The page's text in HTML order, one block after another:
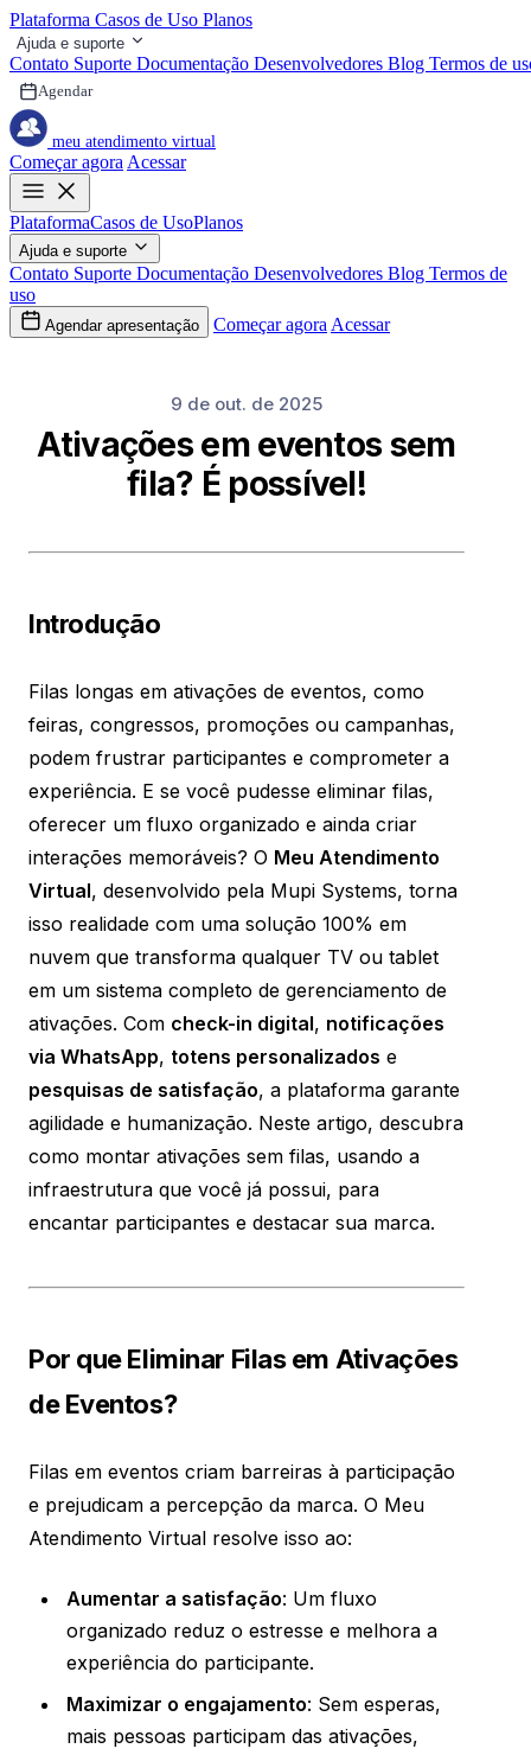
Plataforma Casos de Uso Planos
Ajuda e suporte
Contato Suporte Documentação Desenvolvedores Blog Termos de
Agendar
meu atendimento virtual
Começar agora Acessar
PlataformaCasos de UsoPlanos
Ajuda e suporte
Contato Suporte Documentação Desenvolvedores Blog Termos de
uso
Agendar apresentação Começar agora Acessar
9 de out. de 2025
Ativações em eventos sem
fila? É possível!
Introdução
Filas longas em ativações de eventos, como
feiras, congressos, promoções ou campanhas,
podem frustrar participantes e comprometer a
experiência. E se você pudesse eliminar filas,
oferecer um fluxo organizado e ainda criar
interações memoráveis? O Meu Atendimento
Virtual, desenvolvido pela Mupi Systems, torna
isso realidade com uma solução 100% em
nuvem que transforma qualquer TV ou tablet
em um sistema completo de gerenciamento de
ativações. Com check-in digital, notificações
via WhatsApp, totens personalizados e
pesquisas de satisfação, a plataforma garante
agilidade e humanização. Neste artigo, descubra
como montar ativações sem filas, usando a
infraestrutura que você já possui, para
encantar participantes e destacar sua marca.
Por que Eliminar Filas em Ativações
de Eventos?
Filas em eventos criam barreiras à participação
e prejudicam a percepção da marca. O Meu
Atendimento Virtual resolve isso ao:
Aumentar a satisfação: Um fluxo
organizado reduz o estresse e melhora a
experiência do participante.
Maximizar o engajamento: Sem esperas,
mais pessoas participam das ativações,